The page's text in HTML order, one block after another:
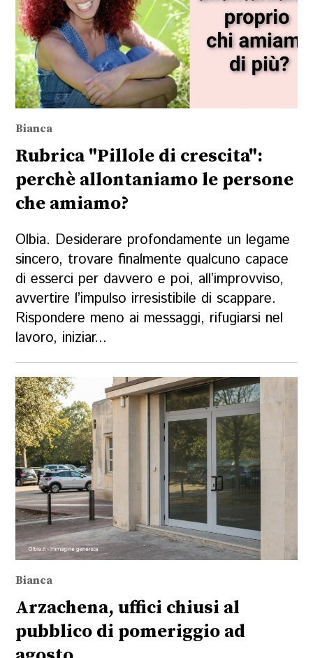
Bianca
Rubrica "Pillole di crescita":
perchè allontaniamo le persone
che amiamo?
Olbia. Desiderare profondamente un legame
sincero, trovare finalmente qualcuno capace
di esserci per davvero e poi, all’improvviso,
avvertire l’impulso irresistibile di scappare.
Rispondere meno ai messaggi, rifugiarsi nel
lavoro, iniziar...
Bianca
Arzachena, uffici chiusi al
pubblico di pomeriggio ad